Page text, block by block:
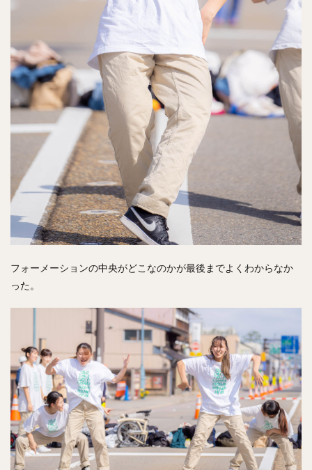
フォーメーションの中央がどこなのかが最後までよくわからなか
った。